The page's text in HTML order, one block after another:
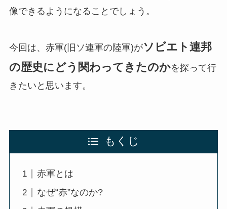
像できるようになることでしょう。
今回は、赤軍(旧ソ連軍の陸軍)がソビエト連邦
の歴史にどう関わってきたのかを探って行
きたいと思います。
もくじ
赤軍とは
なぜ“赤”なのか?